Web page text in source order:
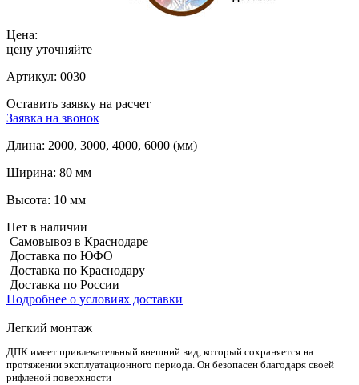
Цена:
цену уточняйте
Артикул: 0030
Оставить заявку на расчет
Заявка на звонок
Длина: 2000, 3000, 4000, 6000 (мм)
Ширина: 80 мм
Высота: 10 мм
Нет в наличии
Самовывоз в Краснодаре
Доставка по ЮФО
Доставка по Краснодару
Доставка по России
Подробнее о условиях доставки
Легкий монтаж
ДПК имеет привлекательный внешний вид, который сохраняется на
протяжении эксплуатационного периода. Он безопасен благодаря своей
рифленой поверхности